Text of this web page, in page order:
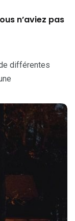
n’aviez pas
différentes